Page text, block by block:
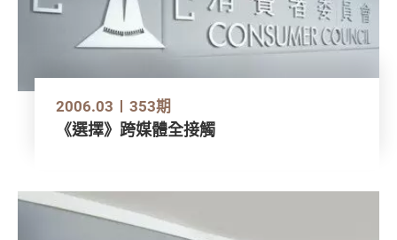
2006.03 353期
《選擇》跨媒體全接觸